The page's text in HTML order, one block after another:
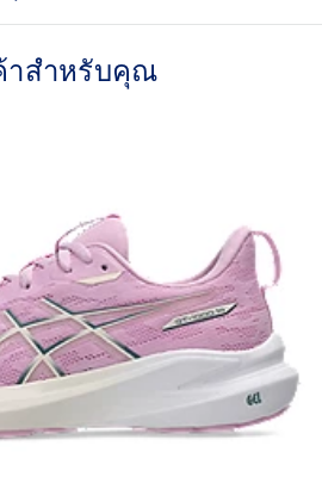
to help improve your
main material is made
reduce waste and carbon
าสำหรับคุณ